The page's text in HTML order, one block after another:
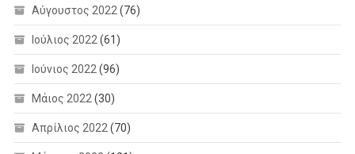
Αύγουστος 2022 (76)
Ιούλιος 2022 (61)
Ιούνιος 2022 (96)
Μάιος 2022 (30)
Απρίλιος 2022 (70)